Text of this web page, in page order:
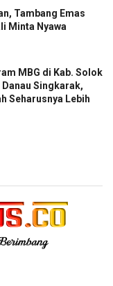
Tambang Emas
Minta Nyawa
MBG di Kab. Solok
Singkarak,
Seharusnya Lebih